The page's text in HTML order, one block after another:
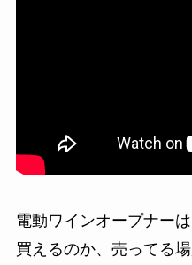
電動ワインオープナー
買えるのか、売ってる